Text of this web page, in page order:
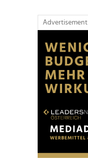
Advertisement